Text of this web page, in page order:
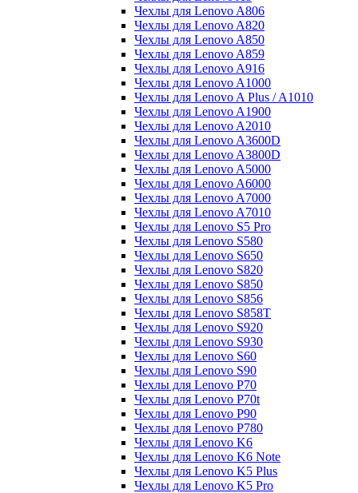
Чехлы для Lenovo A806
Чехлы для Lenovo A820
Чехлы для Lenovo A850
Чехлы для Lenovo A859
Чехлы для Lenovo A916
Чехлы для Lenovo A1000
Чехлы для Lenovo A Plus / A1010
Чехлы для Lenovo A1900
Чехлы для Lenovo A2010
Чехлы для Lenovo A3600D
Чехлы для Lenovo A3800D
Чехлы для Lenovo A5000
Чехлы для Lenovo A6000
Чехлы для Lenovo A7000
Чехлы для Lenovo A7010
Чехлы для Lenovo S5 Pro
Чехлы для Lenovo S580
Чехлы для Lenovo S650
Чехлы для Lenovo S820
Чехлы для Lenovo S850
Чехлы для Lenovo S856
Чехлы для Lenovo S858T
Чехлы для Lenovo S920
Чехлы для Lenovo S930
Чехлы для Lenovo S60
Чехлы для Lenovo S90
Чехлы для Lenovo P70
Чехлы для Lenovo P70t
Чехлы для Lenovo P90
Чехлы для Lenovo P780
Чехлы для Lenovo K6
Чехлы для Lenovo K6 Note
Чехлы для Lenovo K5 Plus
Чехлы для Lenovo K5 Pro